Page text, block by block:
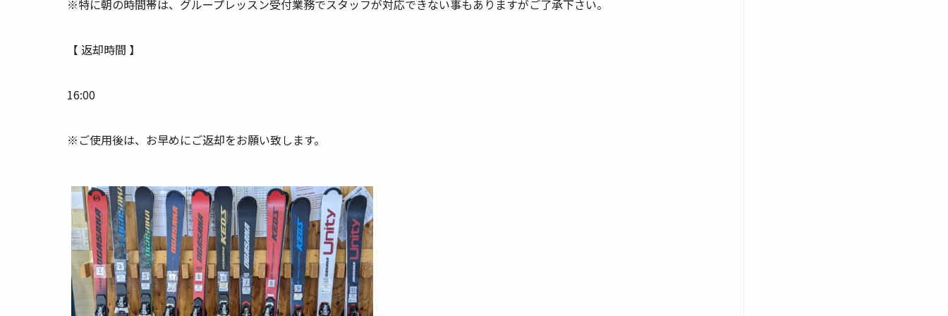
※特に朝の時間帯は、グループレッスン受付業務でスタッフが対応できない事もありますがご了承下さい。
【 返却時間 】
16:00
※ご使用後は、お早めにご返却をお願い致します。